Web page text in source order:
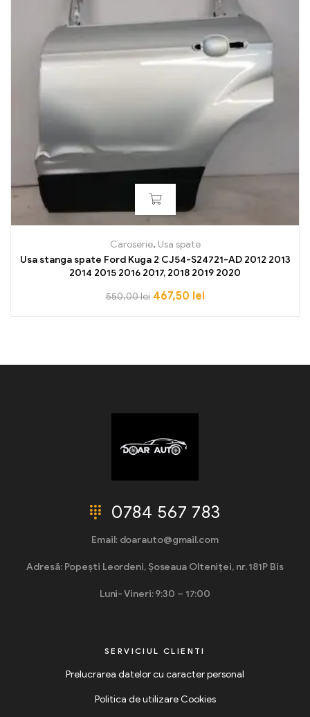
Caroserie, Usa spate
Usa stanga spate Ford Kuga 2 CJ54-S24721-AD 2012 2013
2014 2015 2016 2017, 2018 2019 2020
550,00lei 467,50 lei
0784 567 783
Email: doarauto@gmail.com
Adresă: Popești Leordeni, Șoseaua Olteniței, nr. 181P Bis
Luni- Vineri: 9:30 – 17:00
SERVICIUL CLIENTI
Prelucrarea datelor cu caracter personal
Politica de utilizare Cookies